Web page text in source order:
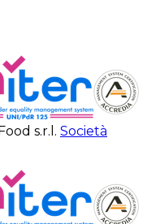
s.r.l. Società